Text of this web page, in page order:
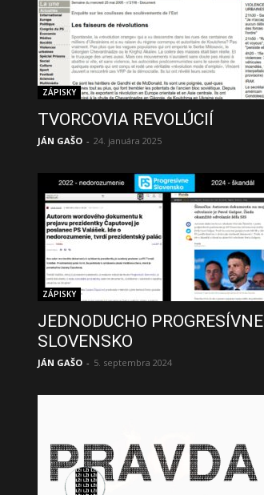
ZÁPISKY
TVORCOVIA REVOLÚCIÍ
JÁN GAŠO - 24. januára 2025
ZÁPISKY
JEDNODUCHO PROGRESÍVNE
SLOVENSKO
JÁN GAŠO - 5. septembra 2024